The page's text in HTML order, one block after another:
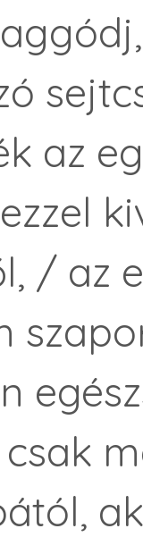
az
/ az